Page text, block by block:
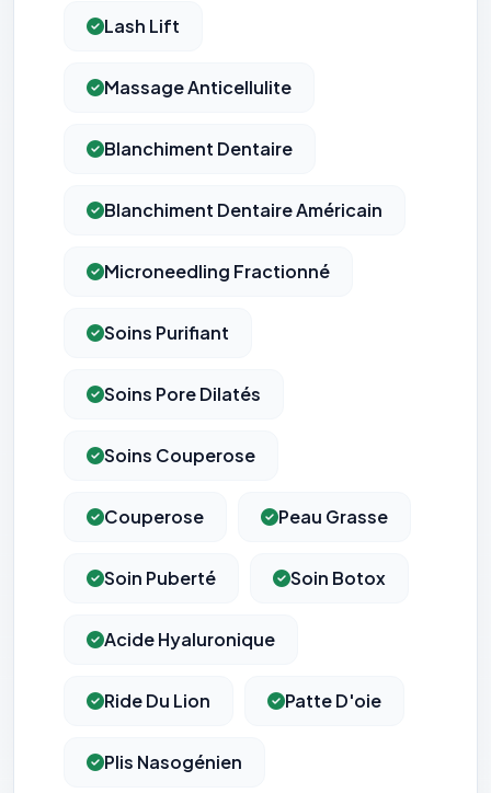
Lash Lift
Massage Anticellulite
Blanchiment Dentaire
Blanchiment Dentaire Américain
Microneedling Fractionné
Soins Purifiant
Soins Pore Dilatés
Soins Couperose
Couperose Peau Grasse
Soin Puberté Soin Botox
Acide Hyaluronique
Ride Du Lion Patte D'oie
Plis Nasogénien